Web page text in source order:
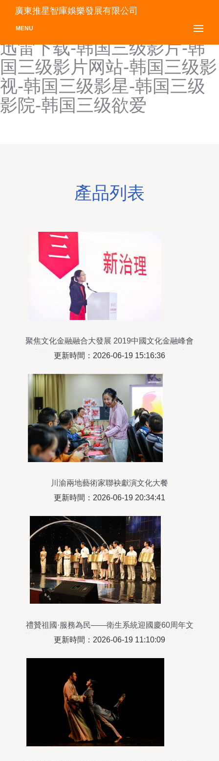
韩国三级囗交-韩国三级午
夜-韩国三级下载-韩国三级
迅雷下载-韩国三级影片-韩
国三级影片网站-韩国三级影
视-韩国三级影星-韩国三级
影院-韩国三级欲爱
廣東推星智庫娛樂發展有限公司
MENU
產品列表
聚焦文化金融融合大發展 2019中國文化金融峰會
盛大開幕——共筑文藝創作與資本共舞新篇章
更新時間：2026-06-19 15:16:36
川渝兩地藝術家聯袂獻演文化大餐
更新時間：2026-06-19 20:34:41
禮贊祖國·服務為民——衛生系統迎國慶60周年文
藝匯演暨“創優質服務·做服務標兵”頒獎晚會隆重舉
更新時間：2026-06-19 11:10:09